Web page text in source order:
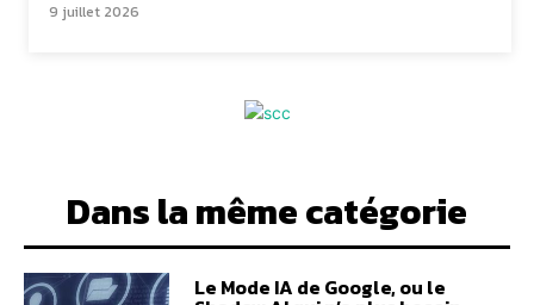
9 juillet 2026
Dans la même catégorie
Le Mode IA de Google, ou le